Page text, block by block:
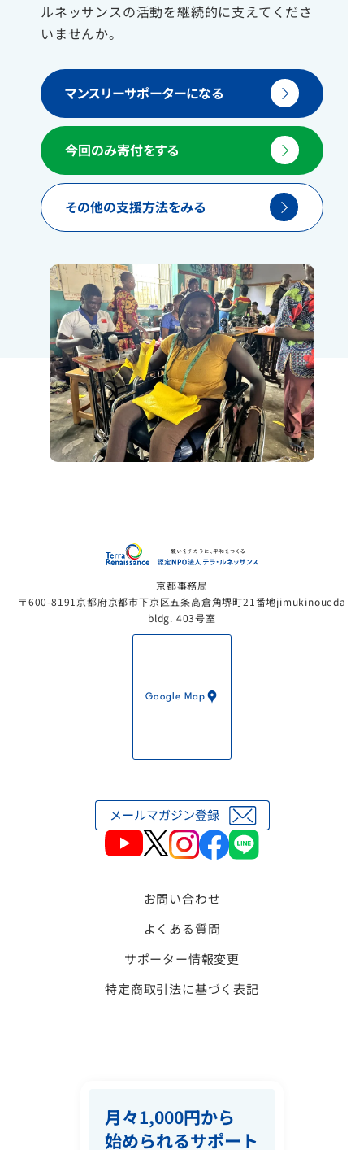
ルネッサンスの活動を継続的に支えてくださ
いませんか。
マンスリーサポーターになる
今回のみ寄付をする
その他の支援方法をみる
京都事務局
〒600-8191京都府京都市下京区五条高倉角堺町21番地jimukinoueda
bldg. 403号室
Google Map
お問い合わせ
よくある質問
サポーター情報変更
特定商取引法に基づく表記
月々1,000円から
始められるサポート